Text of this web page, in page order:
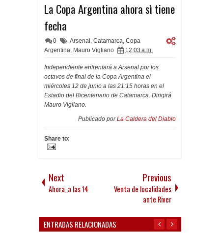
La Copa Argentina ahora sì tiene
fecha
0 Arsenal , Catamarca, Copa
Argentina, Mauro Vigliano 12:03 a.m.
Independiente enfrentará a Arsenal por los
octavos de final de la Copa Argentina el
miércoles 12 de junio a las 21:15 horas en el
Estadio del Bicentenario de Catamarca. Dirigirá
Mauro Vigliano.
Publicado porLa Caldera del Diablo
Share to:
Next
Ahora, a las 14
Previous
Venta de localidades
ante River
ENTRADAS RELACIONADAS